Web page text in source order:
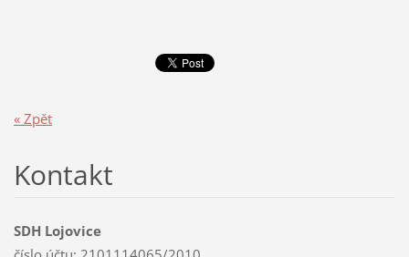
« Zpět
Kontakt
SDH Lojovice